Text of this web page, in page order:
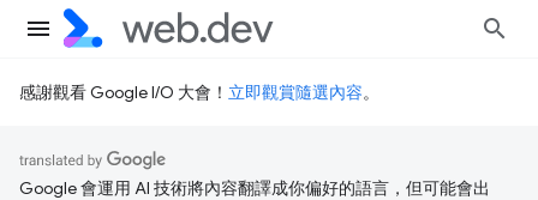
感謝觀看 Google I/O 大會！ 立即觀賞隨選內容。
Google 會運用 AI 技術將內容翻譯成你偏好的語言，但可能會出